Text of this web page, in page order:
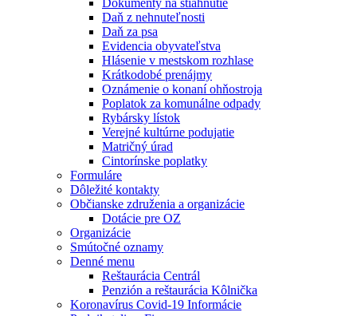
Dokumenty na stiahnutie
Daň z nehnuteľnosti
Daň za psa
Evidencia obyvateľstva
Hlásenie v mestskom rozhlase
Krátkodobé prenájmy
Oznámenie o konaní ohňostroja
Poplatok za komunálne odpady
Rybársky lístok
Verejné kultúrne podujatie
Matričný úrad
Cintorínske poplatky
Formuláre
Dôležité kontakty
Občianske združenia a organizácie
Dotácie pre OZ
Organizácie
Smútočné oznamy
Denné menu
Reštaurácia Centrál
Penzión a reštaurácia Kôlnička
Koronavírus Covid-19 Informácie